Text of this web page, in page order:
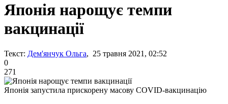
Японія нарощує темпи
вакцинації
Текст: Дем'янчук Ольга, 25 травня 2021, 02:52
0
271
Японія запустила прискорену масову COVID-вакцинацію